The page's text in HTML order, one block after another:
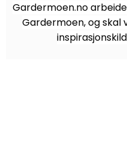
Gardermoen.no
Gardermoen, og